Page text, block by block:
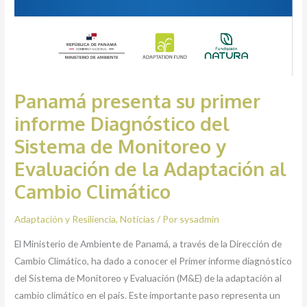
Panamá presenta su primer
informe Diagnóstico del
Sistema de Monitoreo y
Evaluación de la Adaptación al
Cambio Climático
Adaptación y Resiliencia,Noticias / Por sysadmin
El Ministerio de Ambiente de Panamá, a través de la Dirección de
Cambio Climático, ha dado a conocer el Primer informe diagnóstico
del Sistema de Monitoreo y Evaluación (M&E) de la adaptación al
cambio climático en el país. Este importante paso representa un